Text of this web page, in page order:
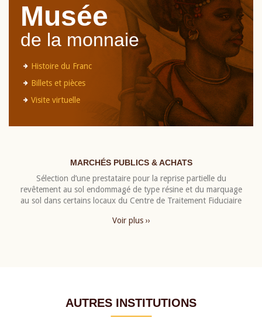
Musée
de la monnaie
Histoire du Franc
Billets et pièces
Visite virtuelle
MARCHÉS PUBLICS & ACHATS
Sélection d’une prestataire pour la reprise partielle du
revêtement au sol endommagé de type résine et du marquage
au sol dans certains locaux du Centre de Traitement Fiduciaire
Voir plus ››
AUTRES INSTITUTIONS